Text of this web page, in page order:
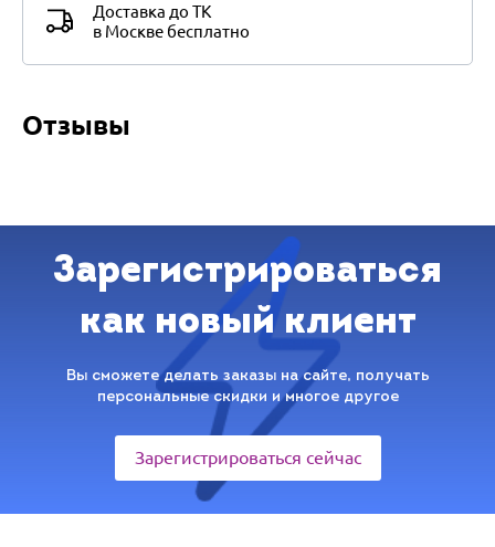
Доставка до ТК
в Москве бесплатно
Отзывы
Зарегистрироваться
как новый клиент
Вы сможете делать заказы на сайте, получать
персональные скидки и многое другое
Зарегистрироваться сейчас